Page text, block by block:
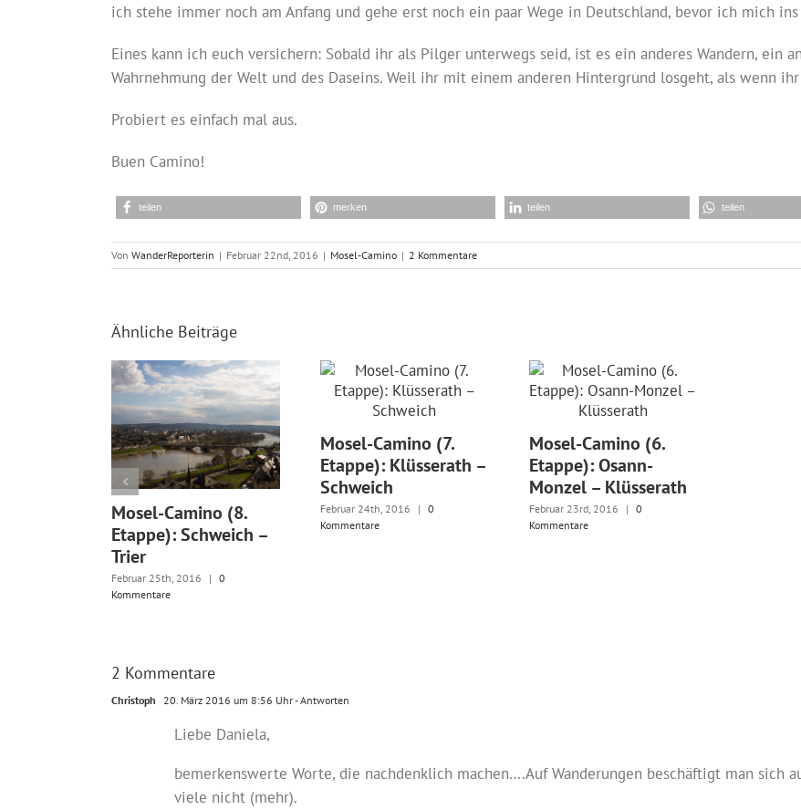
ich stehe immer noch am Anfang und gehe erst noch ein paar Wege in Deutschland, bevor ich mich ins
Eines kann ich euch versichern: Sobald ihr als Pilger unterwegs seid, ist es ein anderes Wandern, ein
Wahrnehmung der Welt und des Daseins. Weil ihr mit einem anderen Hintergrund losgeht, als wenn
Probiert es einfach mal aus.
Buen Camino!
teilen merken teilen teilen
Von WanderReporterin | Februar 22nd, 2016 | Mosel-Camino | 2 Kommentare
Ähnliche Beiträge
Mosel-Camino (8.
Etappe): Schweich –
Trier
Februar 25th, 2016 | 0
Kommentare
Mosel-Camino (7.
Etappe): Klüsserath –
Schweich
Februar 24th, 2016 | 0
Kommentare
Mosel-Camino (6.
Etappe): Osann-
Monzel – Klüsserath
Februar 23rd, 2016 | 0
Kommentare
2 Kommentare
Christoph 20. März 2016 um 8:56 Uhr- Antworten
Liebe Daniela,
bemerkenswerte Worte, die nachdenklich machen….Auf Wanderungen beschäftigt man sich
viele nicht (mehr).